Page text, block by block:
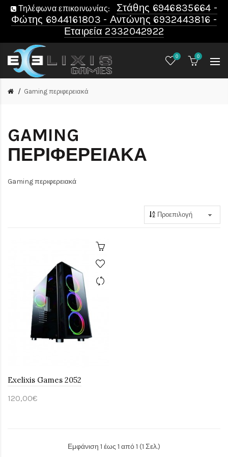
Τηλέφωνα επικοινωνίας:
Στάθης 6946835664 -
Φώτης 6944161803 - Αντώνης 6932443816 -
Εταιρεία 2332042922
0 0
Gaming περιφερειακά
GAMING
ΠΕΡΙΦΕΡΕΙΑΚΆ
Gaming περιφερειακά
Exelixis Games 2052
120,00€
Εμφάνιση 1 έως 1 από 1 (1 Σελ.)